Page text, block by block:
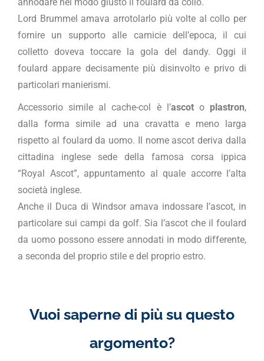
annodare nel modo giusto il foulard da collo.
Lord Brummel amava arrotolarlo più volte al collo per
fornire un supporto alle camicie dell’epoca, il cui
colletto doveva toccare la gola del dandy. Oggi il
foulard appare decisamente più disinvolto e privo di
particolari manierismi.
Accessorio simile al cache-col è l’ascoto plastron,
dalla forma simile ad una cravatta e meno larga
rispetto al foulard da uomo. Il nome ascot deriva dalla
cittadina inglese sede della famosa corsa ippica
“Royal Ascot”, appuntamento al quale accorre l’alta
società inglese.
Anche il Duca di Windsor amava indossare l’ascot, in
particolare sui campi da golf. Sia l’ascot che il foulard
da uomo possono essere annodati in modo differente,
a seconda del proprio stile e del proprio estro.
Vuoi saperne di più su questo
argomento?